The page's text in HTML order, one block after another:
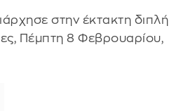
στην έκτακτη διπλή
Πέμπτη 8 Φεβρουαρίου,